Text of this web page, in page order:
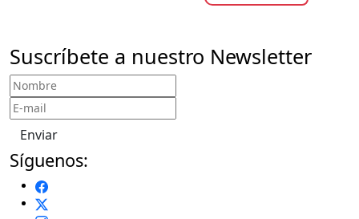
Suscríbete a nuestro Newsletter
Enviar
Síguenos: